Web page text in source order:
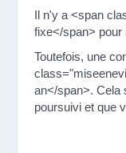
Il n'y a <span
fixe</span> pour
Toutefois, une
an</span>. Cela
poursuivi et que